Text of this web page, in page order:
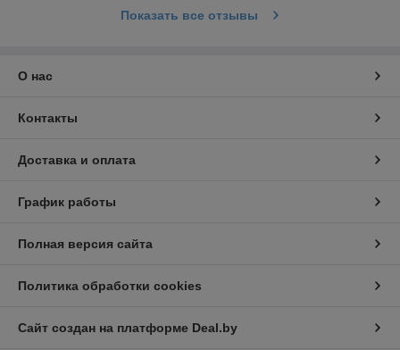
Показать все отзывы
О нас
Контакты
Доставка и оплата
График работы
Полная версия сайта
Политика обработки cookies
Сайт создан на платформе Deal.by